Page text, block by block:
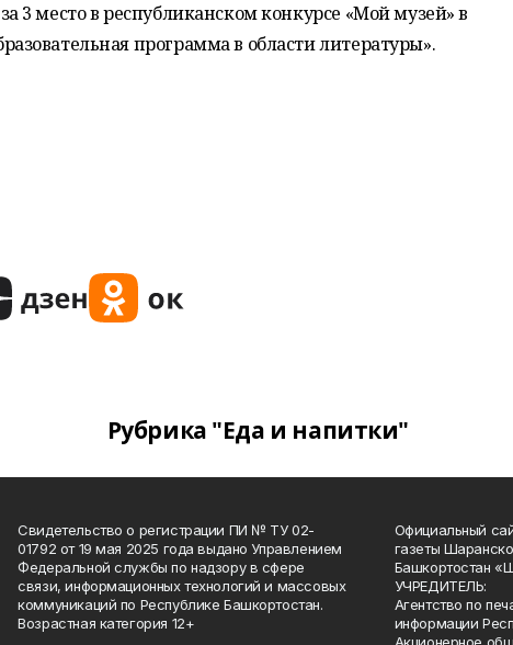
3 место в республиканском конкурсе «Мой музей» в
программа в области литературы».
Рубрика "Еда и напитки"
Свидетельство о регистрации ПИ № ТУ 02-
01792 от 19 мая 2025 года выдано Управлением
Федеральной службы по надзору в сфере
связи, информационных технологий и массовых
коммуникаций по Республике Башкортостан.
Возрастная категория 12+
Официальный
газеты
Башкортостан
УЧРЕДИТЕЛЬ:
Агентство по
информации